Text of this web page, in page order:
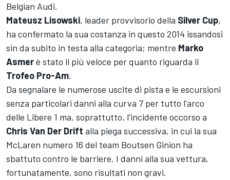
Belgian Audi.
Mateusz Lisowski, leader provvisorio della Silver Cup,
ha confermato la sua costanza in questo 2014 issandosi
sin da subito in testa alla categoria; mentre Marko
Asmerè stato il più veloce per quanto riguarda il
Trofeo Pro-Am.
Da segnalare le numerose uscite di pista e le escursioni
senza particolari danni alla curva 7 per tutto l'arco
delle Libere 1 ma, soprattutto, l'incidente occorso a
Chris Van Der Drift alla piega successiva, in cui la sua
McLaren numero 16 del team Boutsen Ginion ha
sbattuto contro le barriere. I danni alla sua vettura,
fortunatamente, sono risultati non gravi.